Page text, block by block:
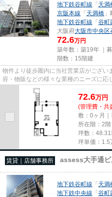
地下鉄谷町線 「天満
京阪本線 「天満橋
地下鉄谷町線 「谷町
大阪府大阪市中央区
72.6万円
築年数：築19年 ｜募
階数：15階建
物件より徒歩圏内に当社営業店がござい
容・物販などの様々な業種のニーズに応
尚、弊社ではおとり広告は一切...
72.6万円
(管理費・共
敷：0ヶ月
所在階：2階
坪数：
坪単価： 1.5
賃貸｜店舗事務所 assess大手通
地下鉄谷町線 「天満
地下鉄中央線 「谷町